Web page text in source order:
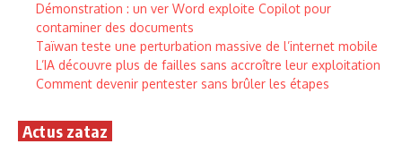
Démonstration : un ver Word exploite Copilot pour
contaminer des documents
Taïwan teste une perturbation massive de l’internet mobile
L’IA découvre plus de failles sans accroître leur exploitation
Comment devenir pentester sans brûler les étapes
Actus zataz